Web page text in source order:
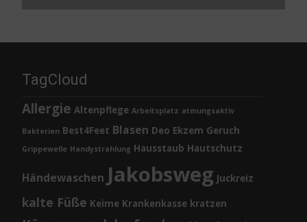
TagCloud
Allergie Altenpflege Arbeitsplatz atmungsaktiv
Bakterien Best4Feet Blasen Deo Ekzem Geruch
Grippewelle Handystrahlung Hausstaub Hautschutz
Händewaschen Jakobsweg Juckreiz
kalte Füße Keime Krankenkasse kratzen